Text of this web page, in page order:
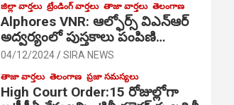
జిల్లా వార్తలు ట్రేండింగ్ వార్తలు తాజా వార్తలు తెలంగాణ
Alphores VNR: ఆల్ఫోర్స్ విఎన్ఆర్
అద్వర్యంలో పుస్తకాలు పంపిణి…
04/12/2024 SIRA NEWS
తాజా వార్తలు తెలంగాణ ప్రజా సమస్యలు
High Court Order:15 రోజుల్లోగా